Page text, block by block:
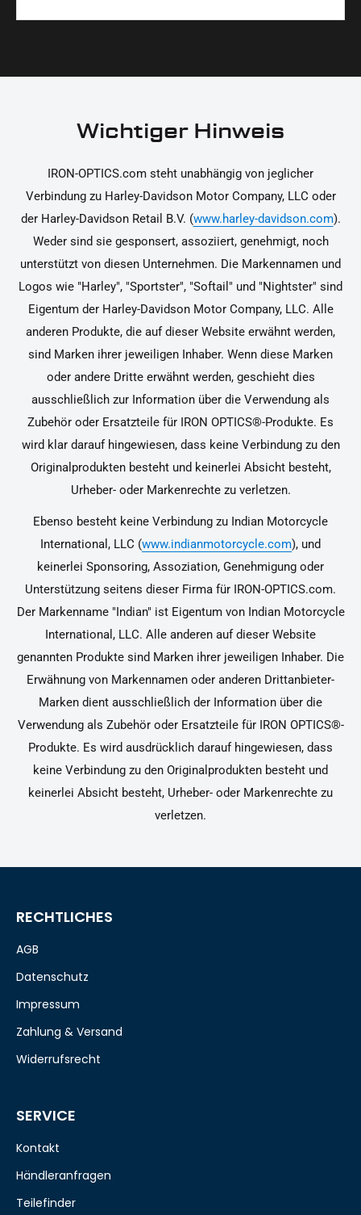
korrekt an deinem Motorrad zu installieren.
Ja, du kannst die Teile innerhalb von 14 Tagen
Rücksendung findest du in unseren
Wichtiger Hinweis
IRON-OPTICS.com steht unabhängig von jeglicher
Verbindung zu Harley-Davidson Motor Company, LLC oder
der Harley-Davidson Retail B.V. (www.harley-davidson.com).
Weder sind sie gesponsert, assoziiert, genehmigt, noch
unterstützt von diesen Unternehmen. Die Markennamen und
Logos wie "Harley", "Sportster", "Softail" und "Nightster" sind
Eigentum der Harley-Davidson Motor Company, LLC. Alle
anderen Produkte, die auf dieser Website erwähnt werden,
sind Marken ihrer jeweiligen Inhaber. Wenn diese Marken
oder andere Dritte erwähnt werden, geschieht dies
ausschließlich zur Information über die Verwendung als
Zubehör oder Ersatzteile für IRON OPTICS®-Produkte. Es
wird klar darauf hingewiesen, dass keine Verbindung zu den
Originalprodukten besteht und keinerlei Absicht besteht,
Urheber- oder Markenrechte zu verletzen.
Ebenso besteht keine Verbindung zu Indian Motorcycle
International, LLC (www.indianmotorcycle.com), und
keinerlei Sponsoring, Assoziation, Genehmigung oder
Unterstützung seitens dieser Firma für IRON-OPTICS.com.
Der Markenname "Indian" ist Eigentum von Indian Motorcycle
International, LLC. Alle anderen auf dieser Website
genannten Produkte sind Marken ihrer jeweiligen Inhaber. Die
Erwähnung von Markennamen oder anderen Drittanbieter-
Marken dient ausschließlich der Information über die
Verwendung als Zubehör oder Ersatzteile für IRON OPTICS®-
Produkte. Es wird ausdrücklich darauf hingewiesen, dass
keine Verbindung zu den Originalprodukten besteht und
keinerlei Absicht besteht, Urheber- oder Markenrechte zu
verletzen.
RECHTLICHES
AGB
Datenschutz
Impressum
Zahlung & Versand
Widerrufsrecht
SERVICE
Kontakt
Händleranfragen
Teilefinder